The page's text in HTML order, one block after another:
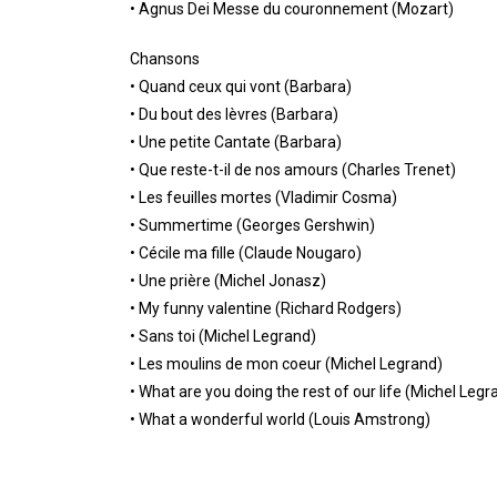
• Agnus Dei Messe du couronnement (Mozart)
Chansons
• Quand ceux qui vont (Barbara)
• Du bout des lèvres (Barbara)
• Une petite Cantate (Barbara)
• Que reste-t-il de nos amours (Charles Trenet)
• Les feuilles mortes (Vladimir Cosma)
• Summertime (Georges Gershwin)
• Cécile ma fille (Claude Nougaro)
• Une prière (Michel Jonasz)
• My funny valentine (Richard Rodgers)
• Sans toi (Michel Legrand)
• Les moulins de mon coeur (Michel Legrand)
• What are you doing the rest of our life (Michel
• What a wonderful world (Louis Amstrong)